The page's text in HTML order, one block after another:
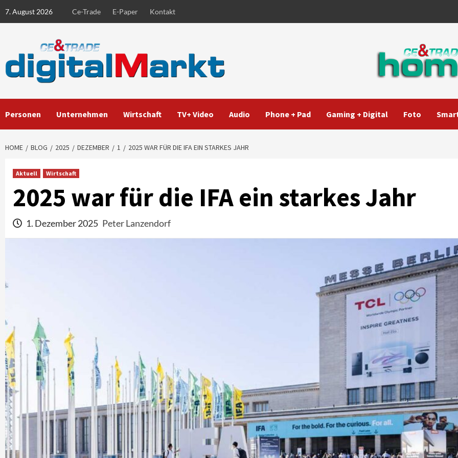
7. August 2026 Ce-Trade E-Paper Kontakt
Personen Unternehmen Wirtschaft TV+ Video Audio Phone + Pad Gaming + Digital Foto
HOME BLOG 2025 DEZEMBER 1 2025 WAR FÜR DIE IFA EIN STARKES JAHR
Aktuell Wirtschaft
2025 war für die IFA ein starkes Jahr
1. Dezember 2025 Peter Lanzendorf